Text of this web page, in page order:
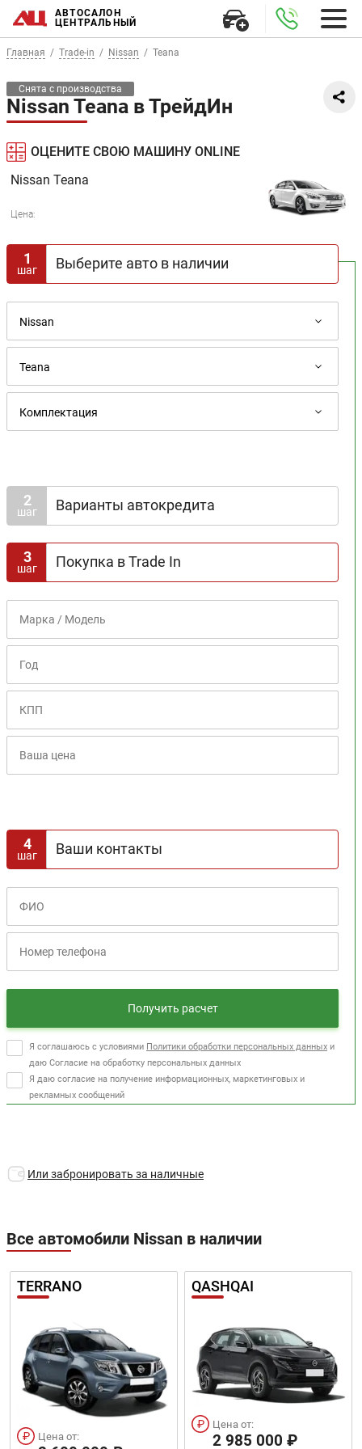
АВТОСАЛОН
ЦЕНТРАЛЬНЫЙ
Главная Trade-in Nissan Teana
Снята с производства
Nissan Teana в ТрейдИн
ОЦЕНИТЕ СВОЮ МАШИНУ ONLINE
1
шаг Выберите авто в наличии
Nissan Teana
Цена:
2
шаг Варианты автокредита
Доступна госпрограмма
Срок кредита
1 2
Первоначальный взнос
0% 10% 20% 30% 40% 50% 60% 70%
Расчет кредита
3
шаг Покупка в Trade In
4
шаг Ваши контакты
Получить расчет
Я соглашаюсь с условиями Политики обработки персональных данных и
даю Согласие на обработку персональных данных
Я даю согласие на получение информационных, маркетинговых и
рекламных сообщений
Или забронировать за наличные
Все автомобили Nissan в наличии
TERRANO
Цена от:
QASHQAI
Цена от:
2 985 000 ₽